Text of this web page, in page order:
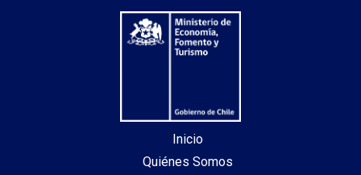
Inicio
Quiénes Somos